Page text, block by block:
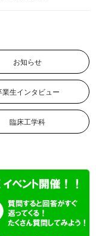
相談または来校型個
こちら
お知らせ
業生インタビュー
臨床工学科